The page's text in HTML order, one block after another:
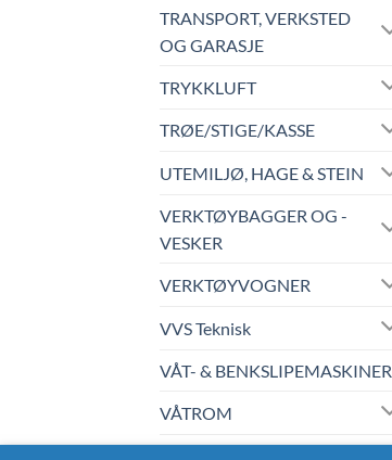
TRANSPORT, VERKSTED
OG GARASJE
TRYKKLUFT
TRØE/STIGE/KASSE
UTEMILJØ, HAGE & STEIN
VERKTØYBAGGER OG -
VESKER
VERKTØYVOGNER
VVS Teknisk
VÅT- & BENKSLIPEMASKINER
VÅTROM